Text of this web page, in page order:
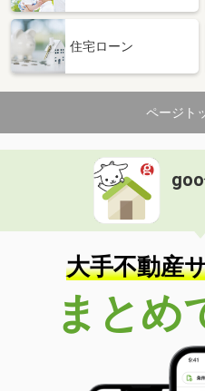
鹿児島県鹿児島市原良６丁目
住 所
鹿児
専有面積 18m²
間取り
ワンル
鹿児島県薩摩川内市中郷町
価 格
住 所
鹿児
専有面積
間取り
2LDK
鹿児島県いちき串木野市東島
価 格
4.05万
鹿児
42.8m²
住宅ローン
ページト
大手不動産
まとめ